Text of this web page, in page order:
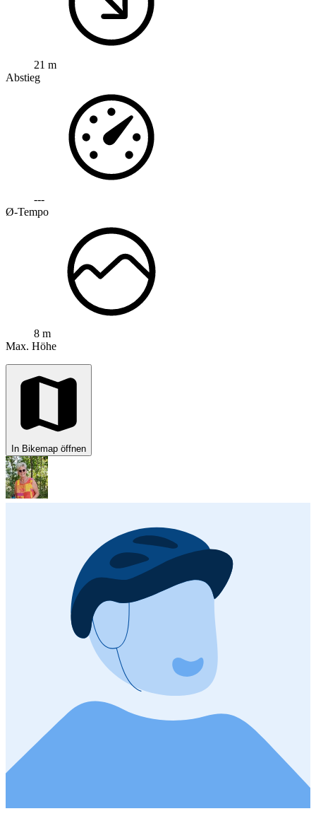
21 m
Abstieg
---
Ø-Tempo
8 m
Max. Höhe
In Bikemap öffnen